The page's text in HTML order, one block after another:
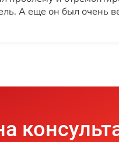
А еще он был очень